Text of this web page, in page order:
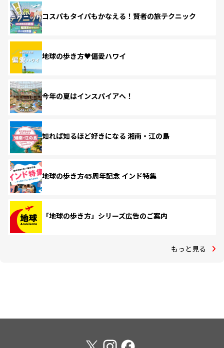
コスパもタイパもかなえる！賢者の旅テクニック
地球の歩き方♥偏愛ハワイ
今年の夏はインスパイアへ！
知れば知るほど好きになる 湘南・江の島
地球の歩き方45周年記念 インド特集
「地球の歩き方」シリーズ広告のご案内
もっと見る